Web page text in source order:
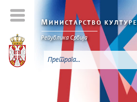
МИНИСТАРСТВО КУЛТУРЕ
Републикa Србијa